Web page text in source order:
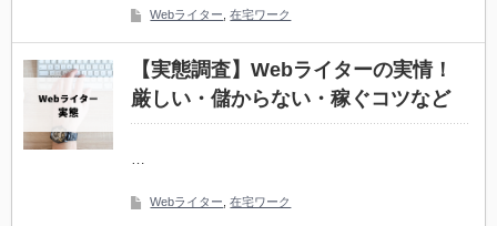
Webライター ,在宅ワーク
【実態調査】Webライターの実情！
厳しい・儲からない・稼ぐコツなど
…
Webライター ,在宅ワーク